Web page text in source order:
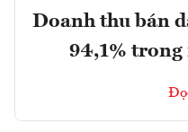
Doanh thu bán
94,1% trong